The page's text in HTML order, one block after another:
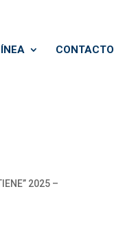
CONTACTO
2025 –